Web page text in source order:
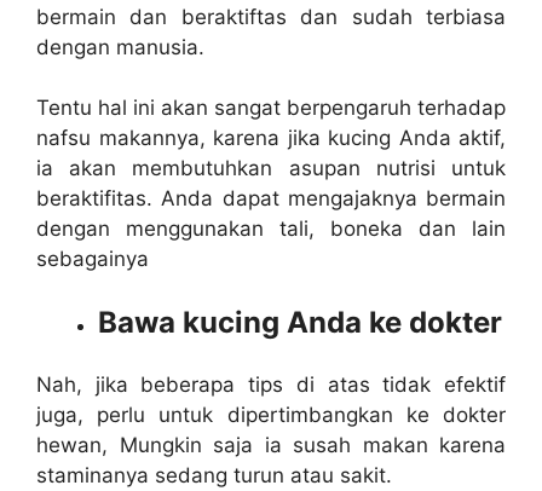
bermain dan beraktiftas dan sudah terbiasa
dengan manusia.
Tentu hal ini akan sangat berpengaruh terhadap
nafsu makannya, karena jika kucing Anda aktif,
ia akan membutuhkan asupan nutrisi untuk
beraktifitas. Anda dapat mengajaknya bermain
dengan menggunakan tali, boneka dan lain
sebagainya
Bawa kucing Anda ke dokter
Nah, jika beberapa tips di atas tidak efektif
juga, perlu untuk dipertimbangkan ke dokter
hewan, Mungkin saja ia susah makan karena
staminanya sedang turun atau sakit.